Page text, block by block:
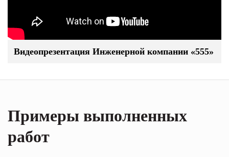
Видеопрезентация Инженерной компании «555»
Примеры выполненных
работ